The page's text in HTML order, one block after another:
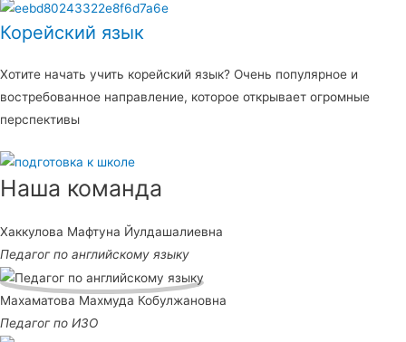
Корейский язык
Хотите начать учить корейский язык? Очень популярное и
востребованное направление, которое открывает огромные
перспективы
Наша команда
Хаккулова Мафтуна Йулдашалиевна
Педагог по английскому языку
Махаматова Махмуда Кобулжановна
Педагог по ИЗО